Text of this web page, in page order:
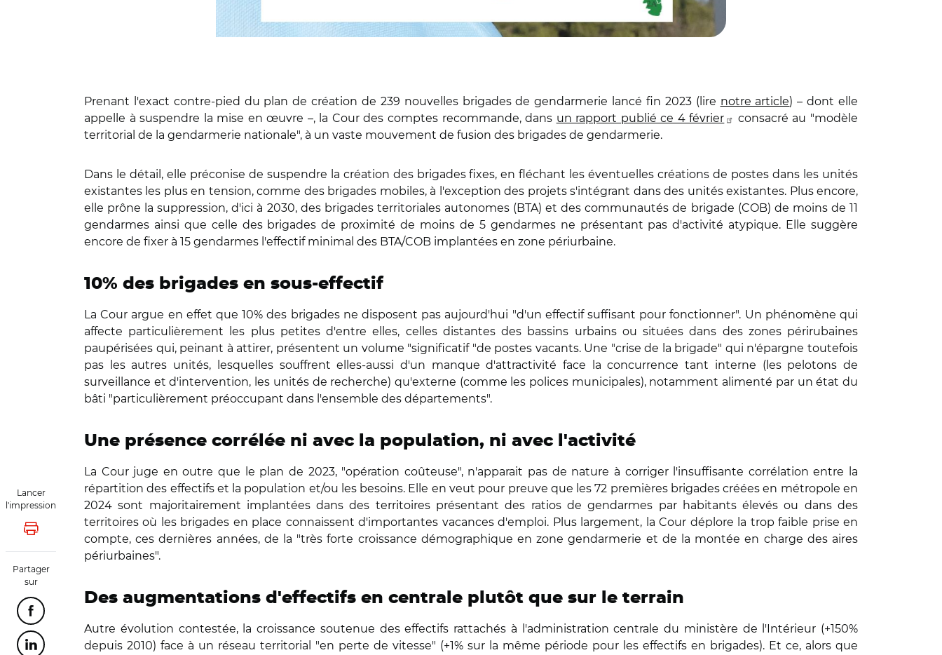
Lancer
l'impression
Lancer l'impression
Partager
sur
Partager cette page sur Facebook
Partager cette page sur Linkedin
Prenant l'exact contre-pied du plan de création de 239 nouvelles brigades de gendarmerie lancé fin 2023 (lire notre article) – dont elle
appelle à suspendre la mise en œuvre –, la Cour des comptes recommande, dans un rapport publié ce 4 février
consacré au "modèle
territorial de la gendarmerie nationale", à un vaste mouvement de fusion des brigades de gendarmerie.
Dans le détail, elle préconise de suspendre la création des brigades fixes, en fléchant les éventuelles créations de postes dans les unités
existantes les plus en tension, comme des brigades mobiles, à l'exception des projets s'intégrant dans des unités existantes. Plus encore,
elle prône la suppression, d'ici à 2030, des brigades territoriales autonomes (BTA) et des communautés de brigade (COB) de moins de 11
gendarmes ainsi que celle des brigades de proximité de moins de 5 gendarmes ne présentant pas d'activité atypique. Elle suggère
encore de fixer à 15 gendarmes l'effectif minimal des BTA/COB implantées en zone périurbaine.
10% des brigades en sous-effectif
La Cour argue en effet que 10% des brigades ne disposent pas aujourd'hui "d'un effectif suffisant pour fonctionner". Un phénomène qui
affecte particulièrement les plus petites d'entre elles, celles distantes des bassins urbains ou situées dans des zones périrubaines
paupérisées qui, peinant à attirer, présentent un volume "significatif "de postes vacants. Une "crise de la brigade" qui n'épargne toutefois
pas les autres unités, lesquelles souffrent elles-aussi d'un manque d'attractivité face la concurrence tant interne (les pelotons de
surveillance et d'intervention, les unités de recherche) qu'externe (comme les polices municipales), notamment alimenté par un état du
bâti "particulièrement préoccupant dans l'ensemble des départements".
Une présence corrélée ni avec la population, ni avec l'activité
La Cour juge en outre que le plan de 2023, "opération coûteuse", n'apparait pas de nature à corriger l'insuffisante corrélation entre la
répartition des effectifs et la population et/ou les besoins. Elle en veut pour preuve que les 72 premières brigades créées en métropole en
2024 sont majoritairement implantées dans des territoires présentant des ratios de gendarmes par habitants élevés ou dans des
territoires où les brigades en place connaissent d'importantes vacances d'emploi. Plus largement, la Cour déplore la trop faible prise en
compte, ces dernières années, de la "très forte croissance démographique en zone gendarmerie et de la montée en charge des aires
périurbaines".
Des augmentations d'effectifs en centrale plutôt que sur le terrain
Autre évolution contestée, la croissance soutenue des effectifs rattachés à l'administration centrale du ministère de l'Intérieur (+150%
depuis 2010) face à un réseau territorial "en perte de vitesse" (+1% sur la même période pour les effectifs en brigades). Et ce, alors que